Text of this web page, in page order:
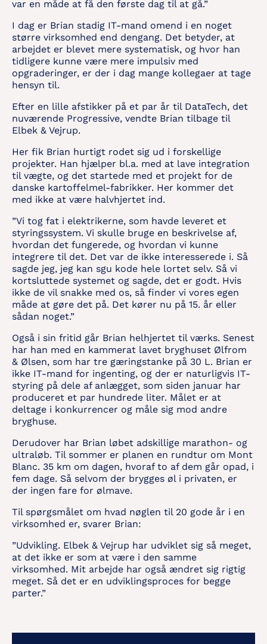
var en måde at få den første dag til at gå.”
I dag er Brian stadig IT-mand omend i en noget
større virksomhed end dengang. Det betyder, at
arbejdet er blevet mere systematisk, og hvor han
tidligere kunne være mere impulsiv med
opgraderinger, er der i dag mange kollegaer at tage
hensyn til.
Efter en lille afstikker på et par år til DataTech, det
nuværende Progressive, vendte Brian tilbage til
Elbek & Vejrup.
Her fik Brian hurtigt rodet sig ud i forskellige
projekter. Han hjælper bl.a. med at lave integration
til vægte, og det startede med et projekt for de
danske kartoffelmel-fabrikker. Her kommer det
med ikke at være halvhjertet ind.
”Vi tog fat i elektrikerne, som havde leveret et
styringssystem. Vi skulle bruge en beskrivelse af,
hvordan det fungerede, og hvordan vi kunne
integrere til det. Det var de ikke interesserede i. Så
sagde jeg, jeg kan sgu kode hele lortet selv. Så vi
kortsluttede systemet og sagde, det er godt. Hvis
ikke de vil snakke med os, så finder vi vores egen
måde at gøre det på. Det kører nu på 15. år eller
sådan noget.”
Også i sin fritid går Brian helhjertet til værks. Senest
har han med en kammerat lavet bryghuset Ølfrom
& Ølsen, som har tre gæringstanke på 30 L. Brian er
ikke IT-mand for ingenting, og der er naturligvis IT-
styring på dele af anlægget, som siden januar har
produceret et par hundrede liter. Målet er at
deltage i konkurrencer og måle sig mod andre
bryghuse.
Derudover har Brian løbet adskillige marathon- og
ultraløb. Til sommer er planen en rundtur om Mont
Blanc. 35 km om dagen, hvoraf to af dem går opad, i
fem dage. Så selvom der brygges øl i privaten, er
der ingen fare for ølmave.
Til spørgsmålet om hvad nøglen til 20 gode år i en
virksomhed er, svarer Brian:
”Udvikling. Elbek & Vejrup har udviklet sig så meget,
at det ikke er som at være i den samme
virksomhed. Mit arbejde har også ændret sig rigtig
meget. Så det er en udviklingsproces for begge
parter.”